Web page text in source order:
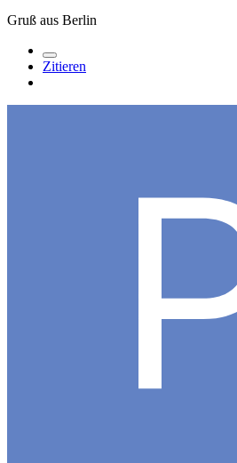
Gruß aus Berlin
Zitieren